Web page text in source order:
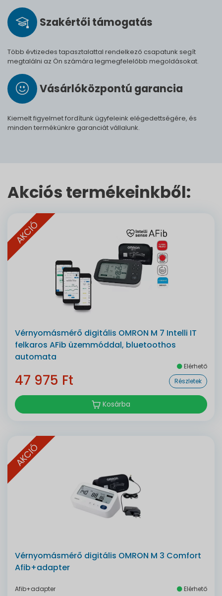
Szak­értői tá­mo­ga­tás
Több évtizedes tapasztalattal rendelkező csapatunk segít
megtalálni az Ön számára legmegfelelőbb megoldásokat.
Vásárló­köz­pontú ga­ran­cia
Kiemelt figyelmet fordítunk ügyfeleink elégedettségére, és
minden termékünkre garanciát vállalunk.
Akciós termékeinkből:
AKCIÓ
Vérnyomásmérő digitális OMRON M 7 Intelli IT
felkaros AFib üzemmóddal, bluetoothos
automata
Elérhető
47 975 Ft Részletek
Kosárba
AKCIÓ
Vérnyomásmérő digitális OMRON M 3 Comfort
Afib+adapter
Afib+adapter Elérhető